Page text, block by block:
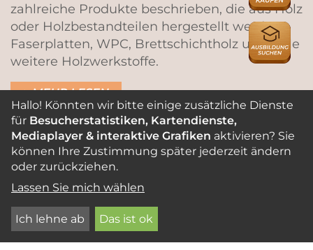
zahlreiche Produkte beschrieben, die aus Holz
oder Holzbestandteilen hergestellt werden:
Faserplatten, WPC, Brettschichtholz und viele
weitere Holzwerkstoffe.
MEHR LESEN
FURNIER
Hallo! Könnten wir bitte einige zusätzliche Dienste
für Besucherstatistiken, Kartendienste,
Mediaplayer & interaktive Grafiken aktivieren? Sie
können Ihre Zustimmung später jederzeit ändern
oder zurückziehen.
Lassen Sie mich wählen
Ich lehne ab Das ist ok